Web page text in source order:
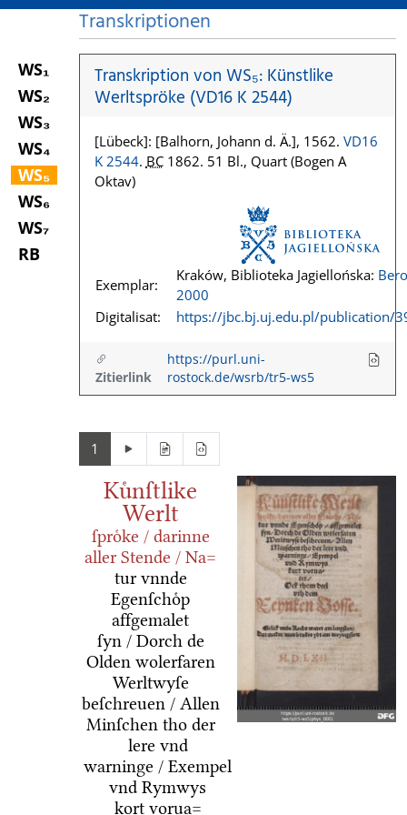
WS₁
WS₂
WS₃
WS₄
WS₅
WS₆
WS₇
RB
Transkriptionen
Transkription von WS₅: Künstlike
Werltspröke (VD16 K 2544)
[Lübeck]: [Balhorn, Johann d. Ä.], 1562. VD16
K 2544. BC1862. 51 Bl., Quart (Bogen A
Oktav)
Exemplar:
Kraków, Biblioteka Jagiellońska:
2000
Digitalisat:
https://jbc.bj.uj.edu.pl/publication/
Zitierlink
https://purl.uni-
rostock.de/wsrb/tr5-ws5
1
Kuͤnſtlike
Werlt
ſproͤke / darinne
aller Stende / Na=
tur vnnde
Egenſchoͤp
affgemalet
ſyn / Dorch de
Olden wolerfaren
Werltwyſe
beſchreuen / Allen
Minſchen tho der
lere vnd
warninge / Exempel
vnd Rymwys
kort vorua=